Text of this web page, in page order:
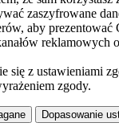
zaszyfrowane
aby prezentować
reklamowych
się z ustawieniami
zgody.
Dopasowanie